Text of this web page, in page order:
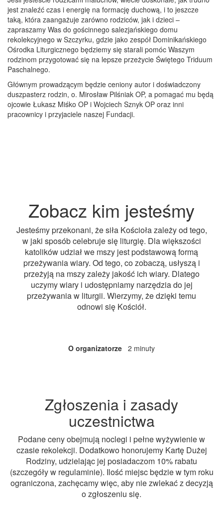
jest znaleźć czas i energię na formację duchową, i to jeszcze
taką, która zaangażuje zarówno rodziców, jak i dzieci –
zapraszamy Was do gościnnego salezjańskiego domu
rekolekcyjnego w Szczyrku, gdzie jako zespół Dominikańskiego
Ośrodka Liturgicznego będziemy się starali pomóc Waszym
rodzinom przygotować się na lepsze przeżycie Świętego Triduum
Paschalnego.
Głównym prowadzącym będzie ceniony autor i doświadczony
duszpasterz rodzin, o. Mirosław Pilśniak OP, a pomagać mu będą
ojcowie Łukasz Miśko OP i Wojciech Sznyk OP oraz inni
pracownicy i przyjaciele naszej Fundacji.
Zobacz kim jesteśmy
Jesteśmy przekonani, że siła Kościoła zależy od tego,
w jaki sposób celebruje się liturgię. Dla większości
katolików udział we mszy jest podstawową formą
przeżywania wiary. Od tego, co zobaczą, usłyszą i
przeżyją na mszy zależy jakość ich wiary. Dlatego
uczymy wiary i udostępniamy narzędzia do jej
przeżywania w liturgii. Wierzymy, że dzięki temu
odnowi się Kościół.
O organizatorze 2 minuty
Zgłoszenia i zasady
uczestnictwa
Podane ceny obejmują noclegi i pełne wyżywienie w
czasie rekolekcji. Dodatkowo honorujemy Kartę Dużej
Rodziny, udzielając jej posiadaczom 10% rabatu
(szczegóły w regulaminie). Ilość miejsc będzie w tym roku
ograniczona, zachęcamy więc, aby nie zwlekać z decyzją
o zgłoszeniu się.